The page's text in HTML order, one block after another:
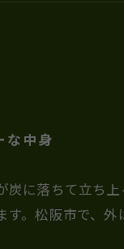
な中身
に落ちて立ち
。松阪市で、